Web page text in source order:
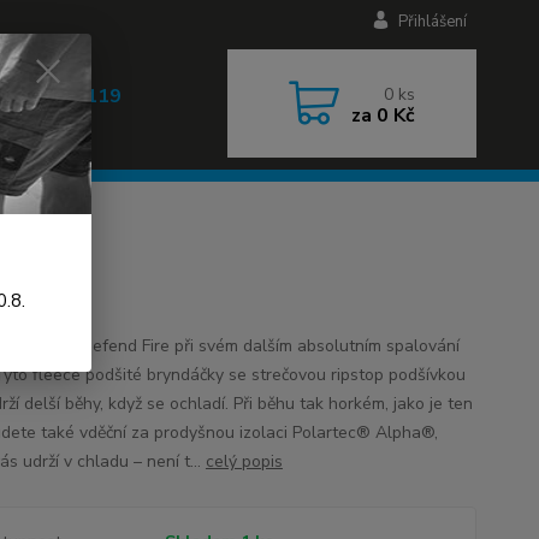
Přihlášení
030 119
17h)
0 ks
za 0 Kč
bryndáček Defend Fire při svém dalším absolutním spalování
fleece podšité bryndáčky se strečovou ripstop podšívkou
delší běhy, když se ochladí. Při běhu tak horkém, jako je ten
také vděční za prodyšnou izolaci Polartec® Alpha®,
udrží v chladu – není t... celý popis